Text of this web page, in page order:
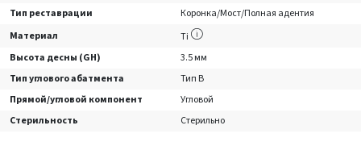
Тип реставрации
Коронка/Мост/Полная адентия
Материал
Ti
Высота десны (GH)
3.5 мм
Тип углового абатмента
Тип B
Прямой/угловой компонент
Угловой
Стерильность
Стерильно